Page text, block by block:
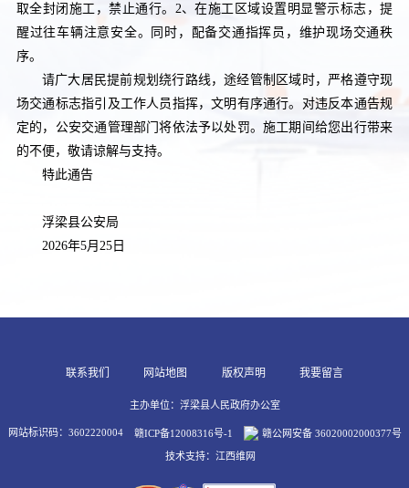
取全封闭施工，禁止通行。2、在施工区域设置明显警示标志，提
醒过往车辆注意安全。同时，配备交通指挥员，维护现场交通秩
序。
请广大居民提前规划绕行路线，途经管制区域时，严格遵守现
场交通标志指引及工作人员指挥，文明有序通行。对违反本通告规
定的，公安交通管理部门将依法予以处罚。施工期间给您出行带来
的不便，敬请谅解与支持。
特此通告
浮梁县公安局
2026年5月25日
联系我们 网站地图 版权声明 我要留言
主办单位：浮梁县人民政府办公室
网站标识码：3602220004 赣ICP备12008316号-1 赣公网安备 36020002000377号
技术支持：江西维网